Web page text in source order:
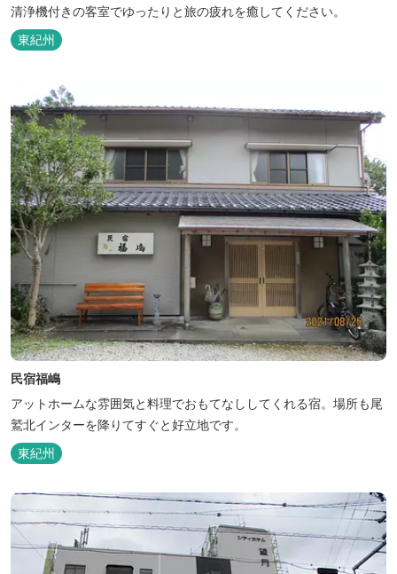
清浄機付きの客室でゆったりと旅の疲れを癒してください。
東紀州
民宿福嶋
アットホームな雰囲気と料理でおもてなししてくれる宿。場所も尾
鷲北インターを降りてすぐと好立地です。
東紀州